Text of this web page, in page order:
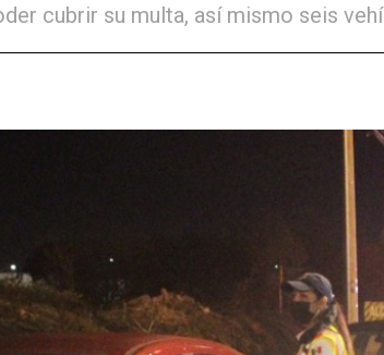
cubrir su multa, así mismo seis